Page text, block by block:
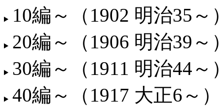
10編～（1902 明治35～
20編～（1906 明治39～
30編～（1911 明治44～
40編～（1917 大正6～）